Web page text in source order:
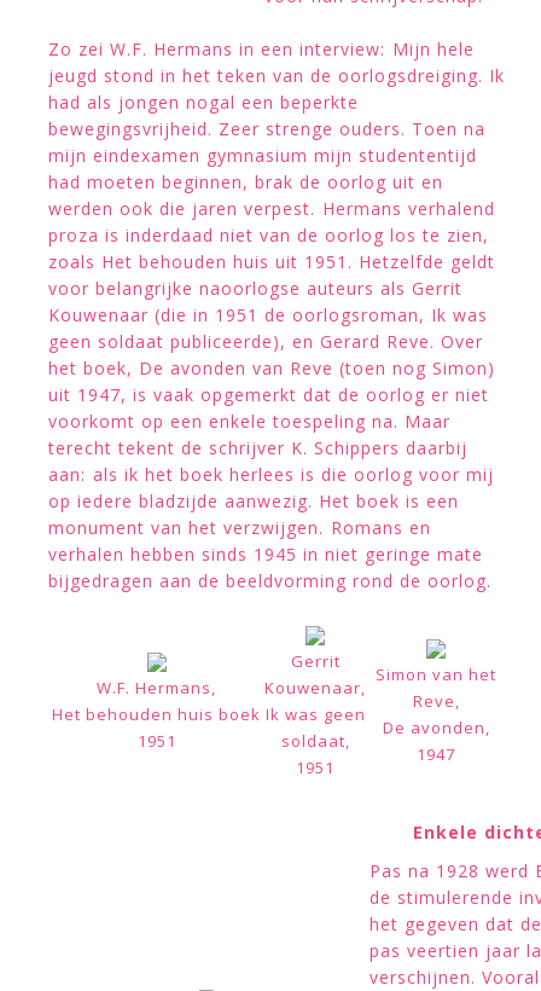
Zo zei W.F. Hermans in een interview: Mijn hele
jeugd stond in het teken van de oorlogsdreiging. Ik
had als jongen nogal een beperkte
bewegingsvrijheid. Zeer strenge ouders. Toen na
mijn eindexamen gymnasium mijn studententijd
had moeten beginnen, brak de oorlog uit en
werden ook die jaren verpest. Hermans verhalend
proza is inderdaad niet van de oorlog los te zien,
zoals Het behouden huis uit 1951. Hetzelfde geldt
voor belangrijke naoorlogse auteurs als Gerrit
Kouwenaar (die in 1951 de oorlogsroman, Ik was
geen soldaat publiceerde), en Gerard Reve. Over
het boek, De avonden van Reve (toen nog Simon)
uit 1947, is vaak opgemerkt dat de oorlog er niet
voorkomt op een enkele toespeling na. Maar
terecht tekent de schrijver K. Schippers daarbij
aan: als ik het boek herlees is die oorlog voor mij
op iedere bladzijde aanwezig. Het boek is een
monument van het verzwijgen. Romans en
verhalen hebben sinds 1945 in niet geringe mate
bijgedragen aan de beeldvorming rond de oorlog.
W.F. Hermans,
Het behouden huis boek
1951
Gerrit
Kouwenaar,
Ik was geen
soldaat,
1951
Simon van het
Reve,
De avonden,
1947
Enkele
Pas na 1928
de stimulerende
het gegeven dat
pas veertien jaar
verschijnen.